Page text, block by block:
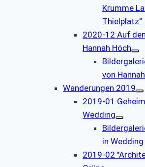
Krumme
Thielplatz“
2020-12 Auf
Hannah Höch
von
Wanderungen 2019
2019-01
Wedding
in Wedding
2019-02